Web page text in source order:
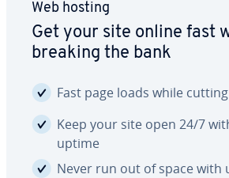
Web hosting
Get your site online fast
breaking the bank
Fast page loads while
Keep your site open 24/7
uptime
Never run out of space with